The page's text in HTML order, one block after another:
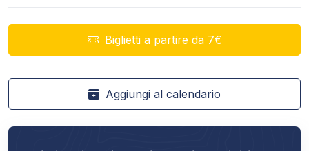
Biglietti a partire da 7€
Aggiungi al calendario